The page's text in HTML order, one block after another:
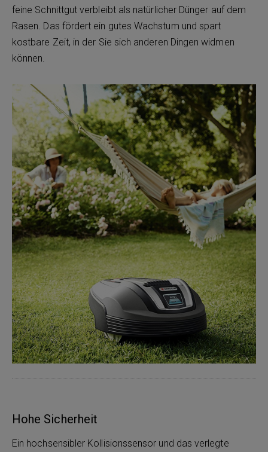
feine Schnittgut verbleibt als natürlicher Dünger auf dem
Rasen. Das fördert ein gutes Wachstum und spart
kostbare Zeit, in der Sie sich anderen Dingen widmen
können.
Hohe Sicherheit
Ein hochsensibler Kollisionssensor und das verlegte